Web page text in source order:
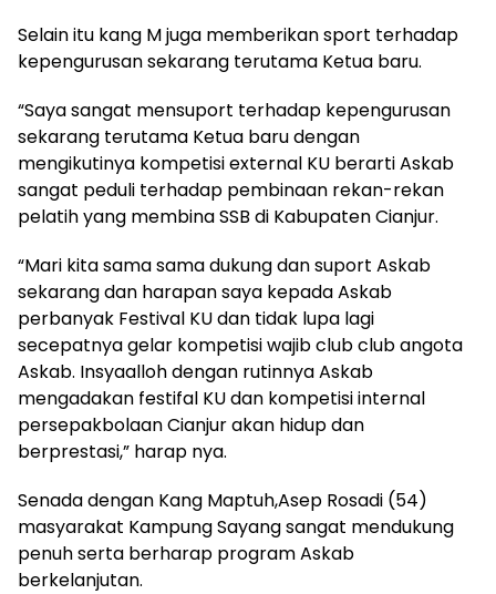
Selain itu kang M juga memberikan sport terhadap
kepengurusan sekarang terutama Ketua baru.
“Saya sangat mensuport terhadap kepengurusan
sekarang terutama Ketua baru dengan
mengikutinya kompetisi external KU berarti Askab
sangat peduli terhadap pembinaan rekan-rekan
pelatih yang membina SSB di Kabupaten Cianjur.
“Mari kita sama sama dukung dan suport Askab
sekarang dan harapan saya kepada Askab
perbanyak Festival KU dan tidak lupa lagi
secepatnya gelar kompetisi wajib club club angota
Askab. Insyaalloh dengan rutinnya Askab
mengadakan festifal KU dan kompetisi internal
persepakbolaan Cianjur akan hidup dan
berprestasi,” harap nya.
Senada dengan Kang Maptuh,Asep Rosadi (54)
masyarakat Kampung Sayang sangat mendukung
penuh serta berharap program Askab
berkelanjutan.